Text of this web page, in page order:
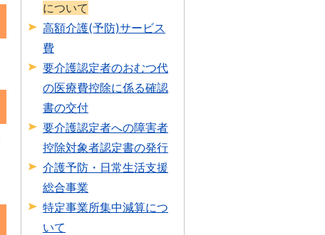
について
高額介護(予防)サービス
費
要介護認定者のおむつ代
の医療費控除に係る確認
書の交付
要介護認定者への障害者
控除対象者認定書の発行
介護予防・日常生活支援
総合事業
特定事業所集中減算につ
いて